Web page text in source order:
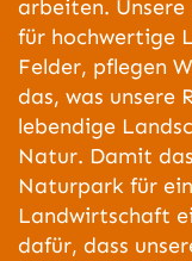
arbeiten.
für hochwertige
Felder, pflegen
das, was unsere
lebendige
Natur. Damit
Naturpark für
Landwirtschaft
dafür, dass